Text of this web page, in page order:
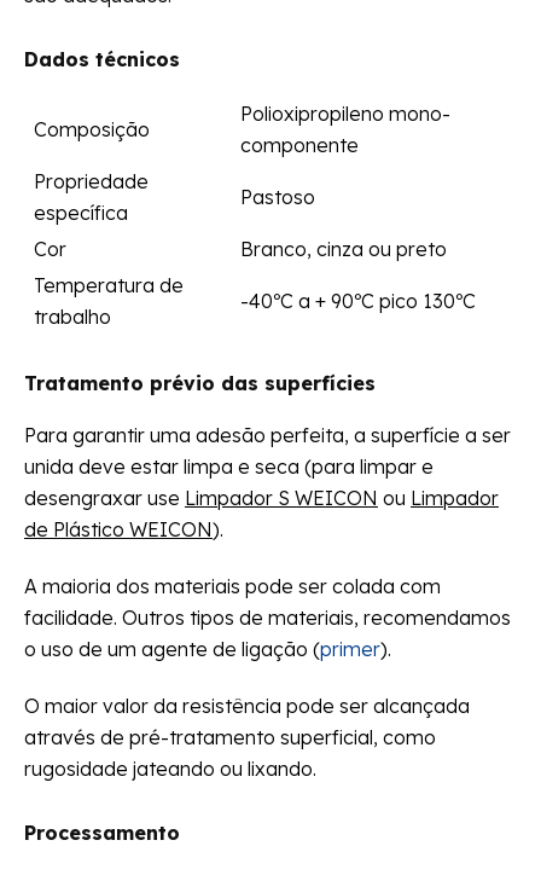
Dados técnicos
Composição
Polioxipropileno mono-
componente
Propriedade
específica
Pastoso
Cor
Branco, cinza ou preto
Temperatura de
trabalho
-40ºC a + 90ºC pico 130ºC
Tratamento prévio das superfícies
Para garantir uma adesão perfeita, a superfície a ser
unida deve estar limpa e seca (para limpar e
desengraxar use Limpador S WEICON ou Limpador
de Plástico WEICON).
A maioria dos materiais pode ser colada com
facilidade. Outros tipos de materiais, recomendamos
o uso de um agente de ligação (primer).
O maior valor da resistência pode ser alcançada
através de pré-tratamento superficial, como
rugosidade jateando ou lixando.
Processamento